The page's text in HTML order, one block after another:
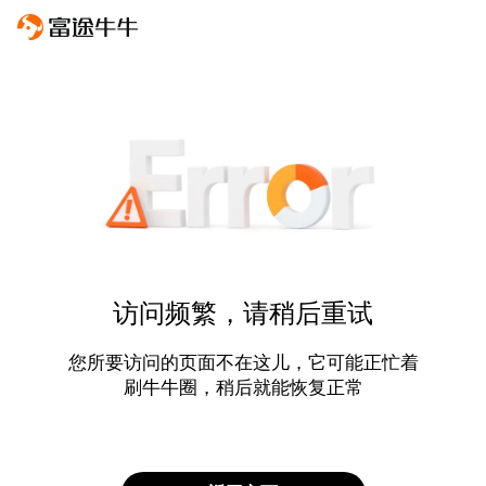
访问频繁，请稍后重试
您所要访问的页面不在这儿，它可能正忙着
刷牛牛圈，稍后就能恢复正常